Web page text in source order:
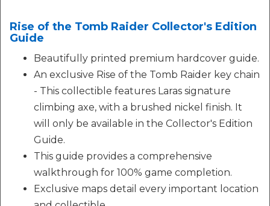
Rise of the Tomb Raider Collector's Edition
Guide
Beautifully printed premium hardcover guide.
An exclusive Rise of the Tomb Raider key chain
- This collectible features Laras signature
climbing axe, with a brushed nickel finish. It
will only be available in the Collector's Edition
Guide.
This guide provides a comprehensive
walkthrough for 100% game completion.
Exclusive maps detail every important location